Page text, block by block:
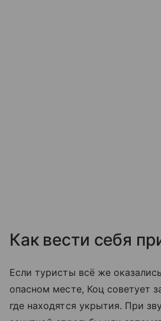
Как вести себя
Если туристы всё же
опасном месте, Коц советует
где находятся укрытия. При